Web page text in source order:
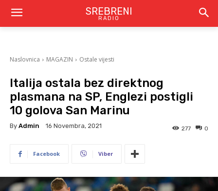
SREBRENI
RADIO
Naslovnica MAGAZIN Ostale vijesti
Italija ostala bez direktnog
plasmana na SP, Englezi postigli
10 golova San Marinu
By Admin 16 Novembra, 2021 0
277
Facebook Viber